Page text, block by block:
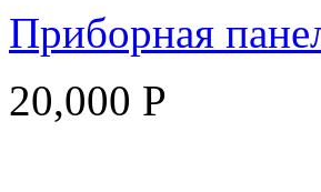
Приборная
20,000 Р